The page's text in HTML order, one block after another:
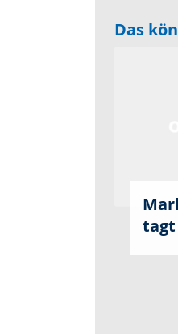
Das
tagt